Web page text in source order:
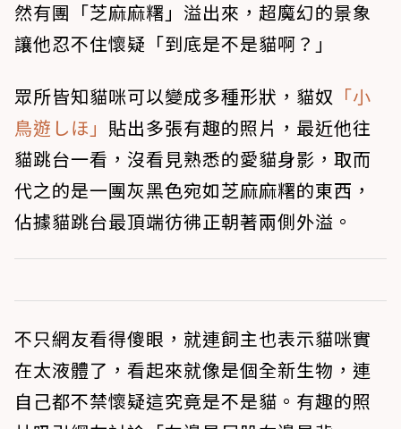
然有團「芝麻麻糬」溢出來，超魔幻的景象
讓他忍不住懷疑「到底是不是貓啊？」
眾所皆知貓咪可以變成多種形狀，貓奴 「小
鳥遊しほ」 貼出多張有趣的照片，最近他往
貓跳台一看，沒看見熟悉的愛貓身影，取而
代之的是一團灰黑色宛如芝麻麻糬的東西，
佔據貓跳台最頂端彷彿正朝著兩側外溢。
不只網友看得傻眼，就連飼主也表示貓咪實
在太液體了，看起來就像是個全新生物，連
自己都不禁懷疑這究竟是不是貓。有趣的照